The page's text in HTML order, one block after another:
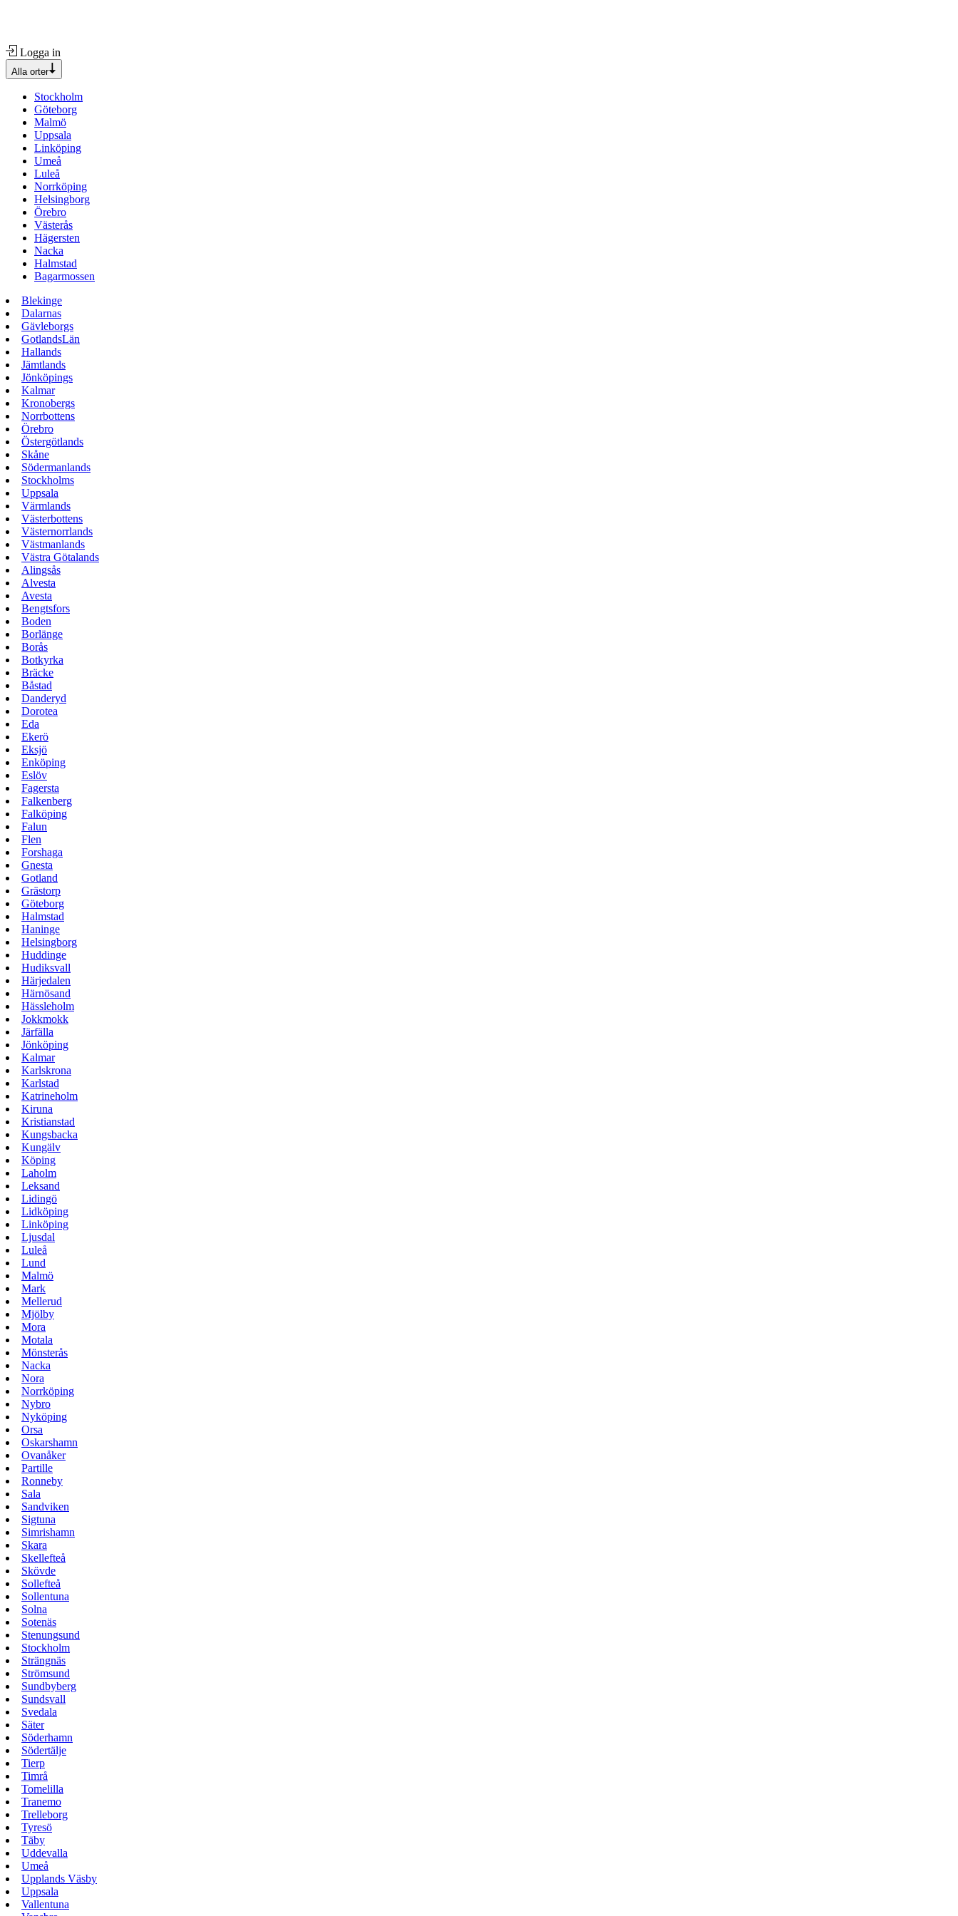
Logga in
Alla orter
Stockholm
Göteborg
Malmö
Uppsala
Linköping
Umeå
Luleå
Norrköping
Helsingborg
Örebro
Västerås
Hägersten
Nacka
Halmstad
Bagarmossen
Blekinge
Dalarnas
Gävleborgs
GotlandsLän
Hallands
Jämtlands
Jönköpings
Kalmar
Kronobergs
Norrbottens
Örebro
Östergötlands
Skåne
Södermanlands
Stockholms
Uppsala
Värmlands
Västerbottens
Västernorrlands
Västmanlands
Västra Götalands
Alingsås
Alvesta
Avesta
Bengtsfors
Boden
Borlänge
Borås
Botkyrka
Bräcke
Båstad
Danderyd
Dorotea
Eda
Ekerö
Eksjö
Enköping
Eslöv
Fagersta
Falkenberg
Falköping
Falun
Flen
Forshaga
Gnesta
Gotland
Grästorp
Göteborg
Halmstad
Haninge
Helsingborg
Huddinge
Hudiksvall
Härjedalen
Härnösand
Hässleholm
Jokkmokk
Järfälla
Jönköping
Kalmar
Karlskrona
Karlstad
Katrineholm
Kiruna
Kristianstad
Kungsbacka
Kungälv
Köping
Laholm
Leksand
Lidingö
Lidköping
Linköping
Ljusdal
Luleå
Lund
Malmö
Mark
Mellerud
Mjölby
Mora
Motala
Mönsterås
Nacka
Nora
Norrköping
Nybro
Nyköping
Orsa
Oskarshamn
Ovanåker
Partille
Ronneby
Sala
Sandviken
Sigtuna
Simrishamn
Skara
Skellefteå
Skövde
Sollefteå
Sollentuna
Solna
Sotenäs
Stenungsund
Stockholm
Strängnäs
Strömsund
Sundbyberg
Sundsvall
Svedala
Säter
Söderhamn
Södertälje
Tierp
Timrå
Tomelilla
Tranemo
Trelleborg
Tyresö
Täby
Uddevalla
Umeå
Upplands Väsby
Uppsala
Vallentuna